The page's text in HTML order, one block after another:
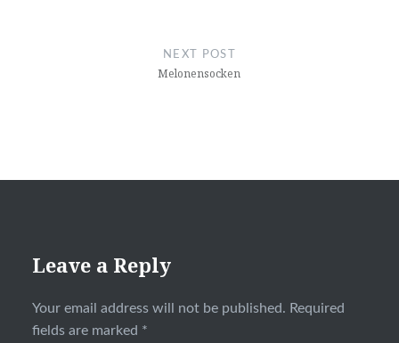
NEXT POST
Melonensocken
Leave a Reply
Your email address will not be published. Required
fields are marked *